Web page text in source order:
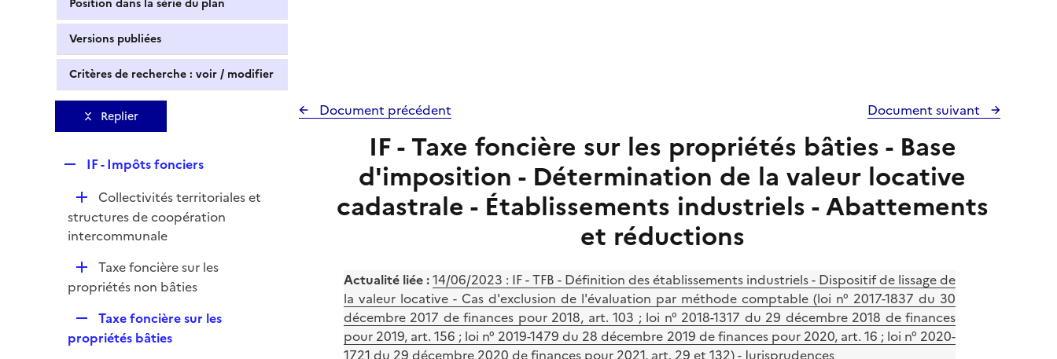
Position dans la série du plan
Versions publiées
Critères de recherche : voir / modifier
Replier
p
l
i
e
r
IF - Impôts fonciers
D
é
p
e
Collectivités territoriales et
structures de coopération
intercommunale
D
é
i
Taxe foncière sur les
propriétés non bâties
e
Taxe foncière sur les
propriétés bâties
Document précédent Document suivant
IF - Taxe foncière sur les propriétés bâties - Base
d'imposition - Détermination de la valeur locative
cadastrale - Établissements industriels - Abattements
et réductions
Actualité liée :14/06/2023 : IF - TFB - Définition des établissements industriels - Dispositif de lissage de
la valeur locative - Cas d'exclusion de l'évaluation par méthode comptable (loi n° 2017-1837 du 30
décembre 2017 de finances pour 2018, art. 103 ; loi n° 2018-1317 du 29 décembre 2018 de finances
pour 2019, art. 156 ; loi n° 2019-1479 du 28 décembre 2019 de finances pour 2020, art. 16 ; loi n° 2020-
1721 du 29 décembre 2020 de finances pour 2021, art. 29 et 132) - Jurisprudences